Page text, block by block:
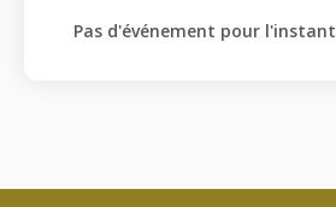
Pas d'événement pour l'instant